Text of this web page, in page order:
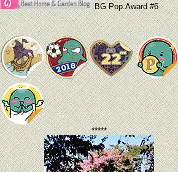
BG Pop.Award #6
*****